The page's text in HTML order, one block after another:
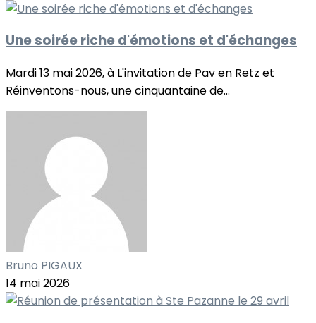
Une soirée riche d'émotions et d'échanges
Mardi 13 mai 2026, à L'invitation de Pav en Retz et
Réinventons-nous, une cinquantaine de...
Bruno PIGAUX
14 mai 2026